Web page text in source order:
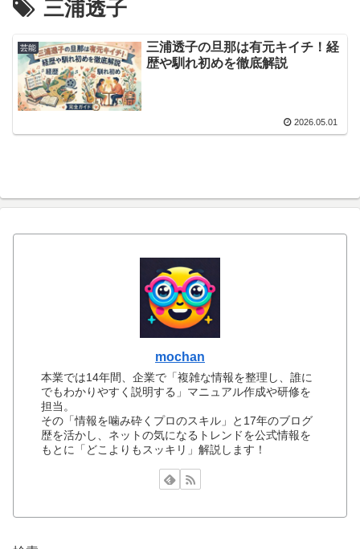
三浦透子
芸能
三浦透子の旦那は有元キイチ！経
歴や馴れ初めを徹底解説
2026.05.01
mochan
本業では14年間、企業で「複雑な情報を整理し、誰に
でもわかりやすく説明する」マニュアル作成や研修を
担当。
その「情報を噛み砕くプロのスキル」と17年のブログ
歴を活かし、ネットの気になるトレンドを公式情報を
もとに「どこよりもスッキリ」解説します！